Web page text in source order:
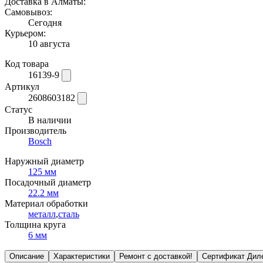
Самовывоз:
Сегодня
Курьером:
10 августа
Код товара
16139-9
Артикул
2608603182
Статус
В наличии
Производитель
Bosch
Наружный диаметр
125 мм
Посадочный диаметр
22.2 мм
Материал обработки
металл,сталь
Толщина круга
6 мм
Описание Характеристики Ремонт с доставкой! Сертификат